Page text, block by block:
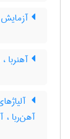
آهنربا
آهن‌ربا ،